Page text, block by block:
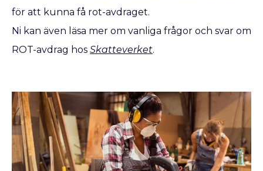
för att kunna få rot-avdraget.
Ni kan även läsa mer om vanliga frågor och svar om
ROT-avdrag hos Skatteverket.